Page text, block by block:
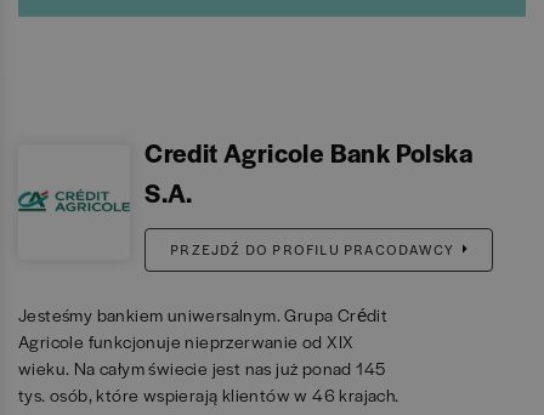
Credit Agricole Bank Polska
S.A.
PRZEJDŹ DO PROFILU PRACODAWCY
Jesteśmy bankiem uniwersalnym. Grupa Crédit
Agricole funkcjonuje nieprzerwanie od XIX
wieku. Na całym świecie jest nas już ponad 145
tys. osób, które wspierają klientów w 46 krajach.